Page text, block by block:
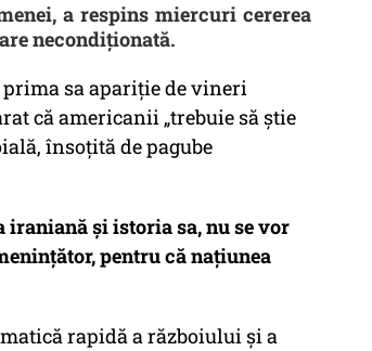
a respins miercuri cererea
necondiționată.
sa apariție de vineri
că americanii „trebuie să știe
însoțită de pagube
și istoria sa, nu se vor
pentru că națiunea
rapidă a războiului și a